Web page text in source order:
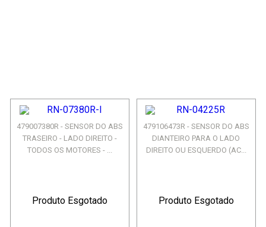
479007380R - SENSOR DO ABS
TRASEIRO - LADO DIREITO -
TODOS OS MOTORES - ...
Produto Esgotado
479106473R - SENSOR DO ABS
DIANTEIRO PARA O LADO
DIREITO OU ESQUERDO (AC...
Produto Esgotado